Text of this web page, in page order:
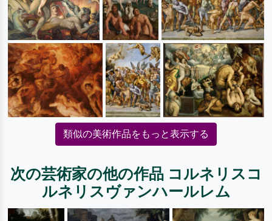
類似の美術作品をもっと表示する
次の芸術家の他の作品 コルネリスコ
ルネリスヴァンハールレム